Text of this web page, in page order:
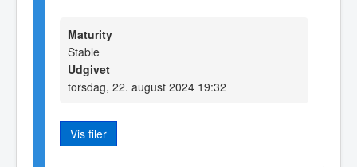
Maturity
Stable
Udgivet
torsdag, 22. august 2024 19:32
Vis filer